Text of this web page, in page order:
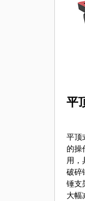
平
平顶
的操
用，
破碎
锤支
大幅